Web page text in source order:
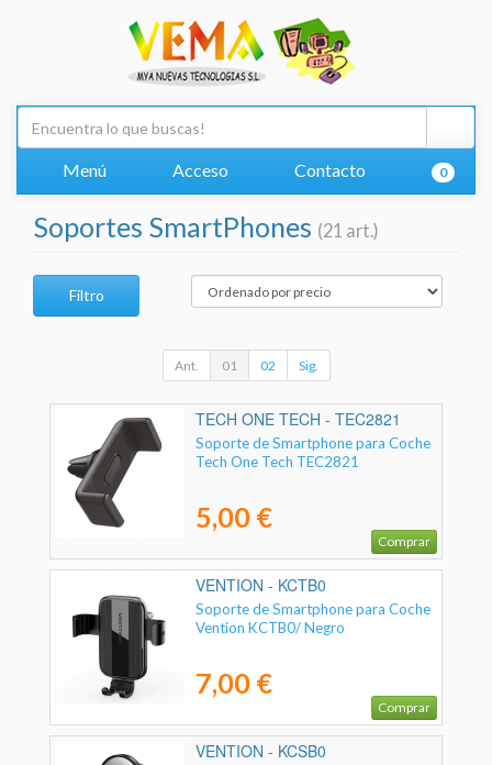
Menú Acceso Contacto 0
Soportes SmartPhones (21 art.)
Filtro
Ant. 01 02 Sig.
TECH ONE TECH - TEC2821
Soporte de Smartphone para Coche
Tech One Tech TEC2821
5,00 €
Comprar
VENTION - KCTB0
Soporte de Smartphone para Coche
Vention KCTB0/ Negro
7,00 €
Comprar
VENTION - KCSB0